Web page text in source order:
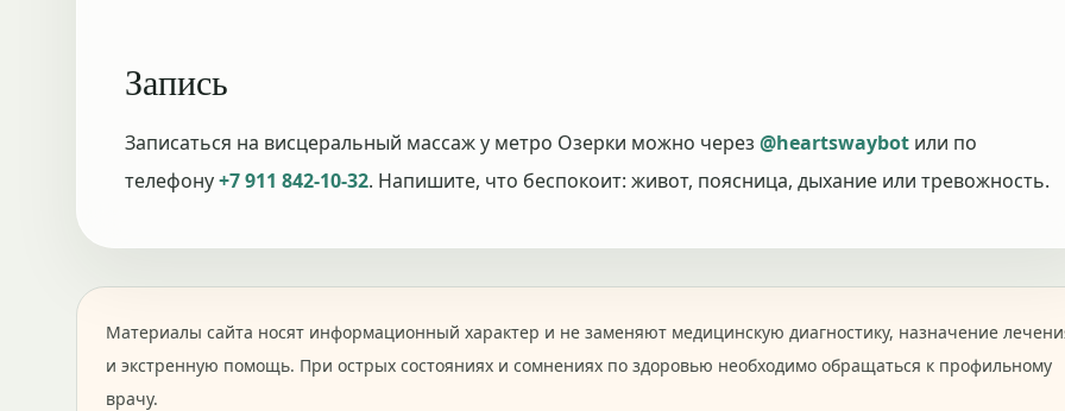
Запись
Записаться на висцеральный массаж у метро Озерки можно через @heartswaybot или по
телефону+7 911 842-10-32. Напишите, что беспокоит: живот, поясница, дыхание или тревожность.
Материалы сайта носят информационный характер и не заменяют медицинскую диагностику, назначение
и экстренную помощь. При острых состояниях и сомнениях по здоровью необходимо обращаться к профильному
врачу.